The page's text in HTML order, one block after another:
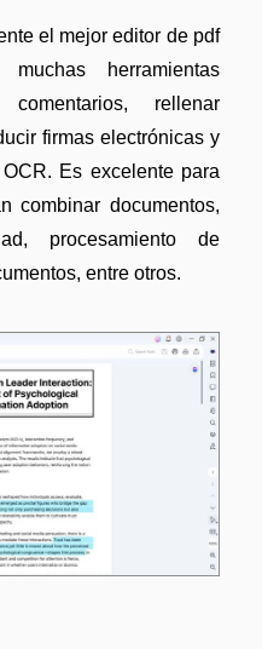
académico.
el mejor editor de pdf
herramientas
rellenar
firmas electrónicas y
Es excelente para
combinar documentos,
procesamiento de
entre otros.